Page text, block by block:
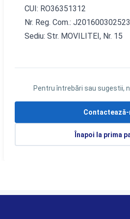
CUI: RO36351312
Nr. Reg. Com.:
Sediu: Str. MOVILITEI, Nr. 15
Pentru întrebări sau sugestii,
Contactează-
Înapoi la prima